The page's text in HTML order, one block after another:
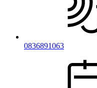
0836891063